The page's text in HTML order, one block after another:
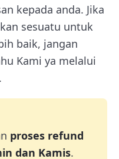
kepada anda. Jika
sesuatu untuk
baik, jangan
Kami ya melalui
proses refund
dan Kamis.